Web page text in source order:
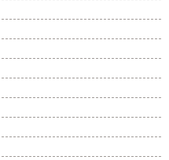
いて説明させていただき
様は長くなりますが、ぜ
屋根の表面に塗装してで
雨風、排気ガスなどにさ
の外壁塗装専門店＊
ンにはまり中
今回は浩
３人で出発
波は小さい
は陸でのイメトレ 入水～